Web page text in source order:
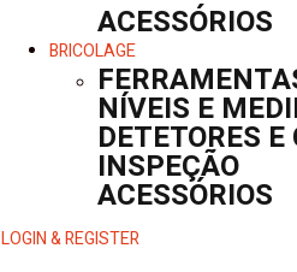
ACESSÓRIOS
BRICOLAGE
NÍVEIS E
DETETORES
INSPEÇÃO
ACESSÓRIOS
LOGIN & REGISTER